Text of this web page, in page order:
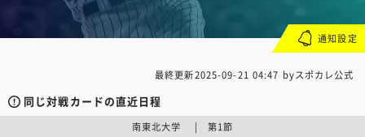
最終更新2025-09-21 04:47 byスポカレ公式
同じ対戦カードの直近日程
南東北大学 | 第1節
通知設定